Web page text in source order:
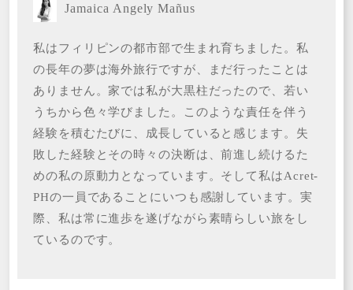
Jamaica Angely Mañus
私はフィリピンの都市部で生まれ育ちました。私
の長年の夢は海外旅行ですが、まだ行ったことは
ありません。家では私が大黒柱だったので、若い
うちから色々学びました。このような責任を伴う
経験を積むたびに、成長していると感じます。失
敗した経験とその時々の決断は、前進し続けるた
めの私の原動力となっています。そして私はAcret-
PHの一員であることにいつも感謝しています。実
際、私は常に進歩を遂げながら素晴らしい旅をし
ているのです。